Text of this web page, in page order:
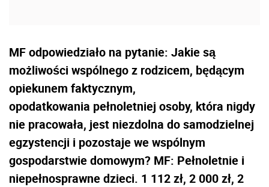
MF odpowiedziało na pytanie: Jakie są
możliwości wspólnego z rodzicem, będącym
opiekunem faktycznym,
opodatkowania pełnoletniej osoby, która nigdy
nie pracowała, jest niezdolna do samodzielnej
egzystencji i pozostaje we wspólnym
gospodarstwie domowym? MF: Pełnoletnie i
niepełnosprawne dzieci. 1 112 zł, 2 000 zł, 2